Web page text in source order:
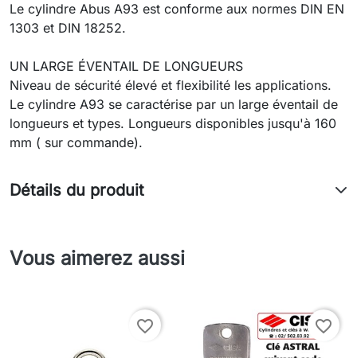
Le cylindre Abus A93 est conforme aux normes DIN EN
1303 et DIN 18252.
UN LARGE ÉVENTAIL DE LONGUEURS
Niveau de sécurité élevé et flexibilité les applications.
Le cylindre A93 se caractérise par un large éventail de
longueurs et types. Longueurs disponibles jusqu'à 160
mm ( sur commande).
Détails du produit
Vous aimerez aussi
favorite_border favorite_border